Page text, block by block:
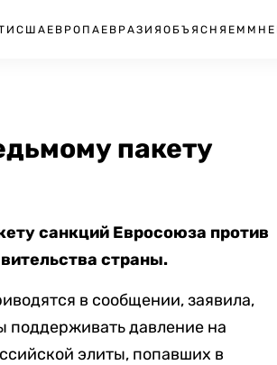
США ЕВРОПА ЕВРАЗИЯ ОБЪЯСНЯЕМ
пакету
санкций Евросоюза против
страны.
в сообщении, заявила,
поддерживать давление на
элиты, попавших в